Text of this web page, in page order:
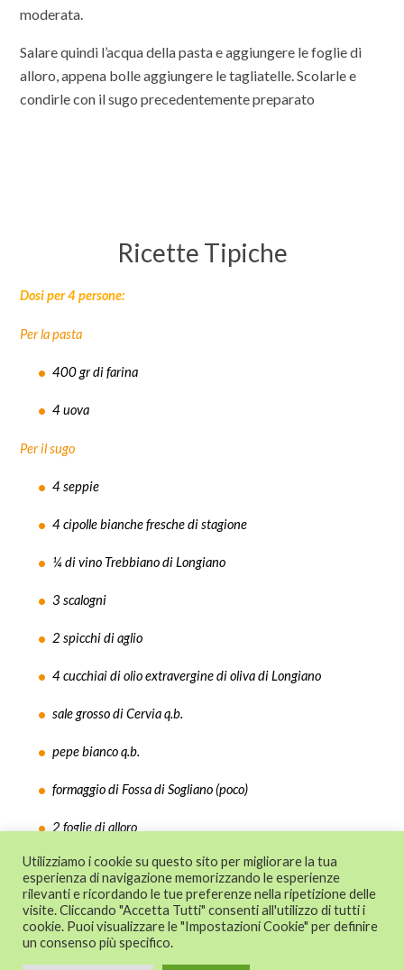
moderata.
Salare quindi l’acqua della pasta e aggiungere le foglie di
alloro, appena bolle aggiungere le tagliatelle. Scolarle e
condirle con il sugo precedentemente preparato
Ricette Tipiche
Dosi per 4 persone:
Per la pasta
400 gr di farina
4 uova
Per il sugo
4 seppie
4 cipolle bianche fresche di stagione
¼ di vino Trebbiano di Longiano
3 scalogni
2 spicchi di aglio
4 cucchiai di olio extravergine di oliva di Longiano
sale grosso di Cervia q.b.
pepe bianco q.b.
formaggio di Fossa di Sogliano (poco)
2 foglie di alloro
© 2024 CAT - Centro di Assistenza Tecnica
alle imprese - Confesercenti Emilia
Romagna s.r.l. - P.I. 02024291201
Utilizziamo i cookie su questo sito per migliorare la tua
esperienza di navigazione memorizzando le esperienze
rilevanti e ricordando le tue preferenze nella ripetizione delle
visite. Cliccando "Accetta Tutti" consenti all'utilizzo di tutti i
cookie. Puoi visualizzare le "Impostazioni Cookie" per definire
un consenso più specifico.